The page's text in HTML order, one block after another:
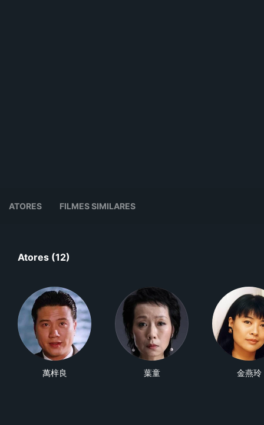
ATORES FILMES SIMILARES
Atores (12)
萬梓良 葉童 金燕玲